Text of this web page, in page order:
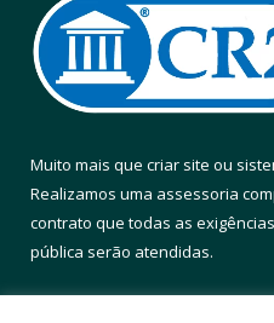
Muito mais que criar site ou
Realizamos uma assessoria
contrato que todas as
pública serão atendidas.